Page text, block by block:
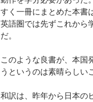
すく一冊にまとめた本書
英語圏では先ずこれから
だ。
このような良書が、本国
うというのは素晴らしい
和訳は、昨年から日本の